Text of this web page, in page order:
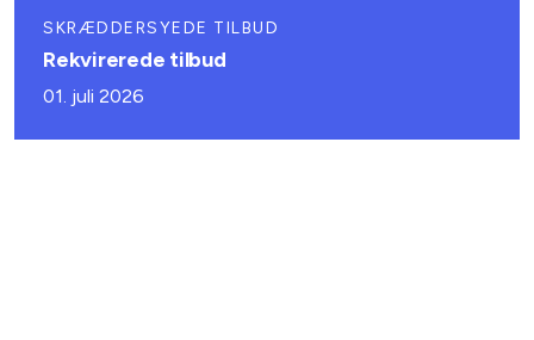
SKRÆDDERSYEDE TILBUD
Rekvirerede tilbud
01. juli 2026